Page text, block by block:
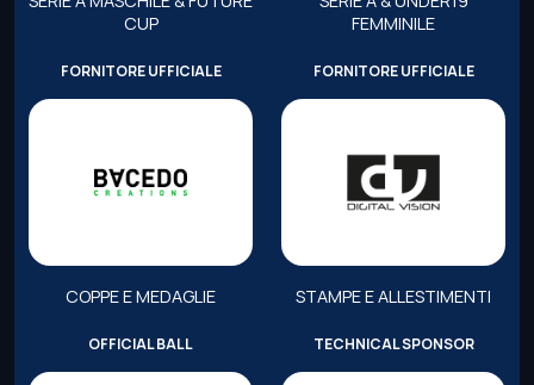
CUP
FEMMINILE
FORNITORE UFFICIALE
COPPE E MEDAGLIE
FORNITORE UFFICIALE
STAMPE E ALLESTIMENTI
OFFICIAL BALL TECHNICAL SPONSOR